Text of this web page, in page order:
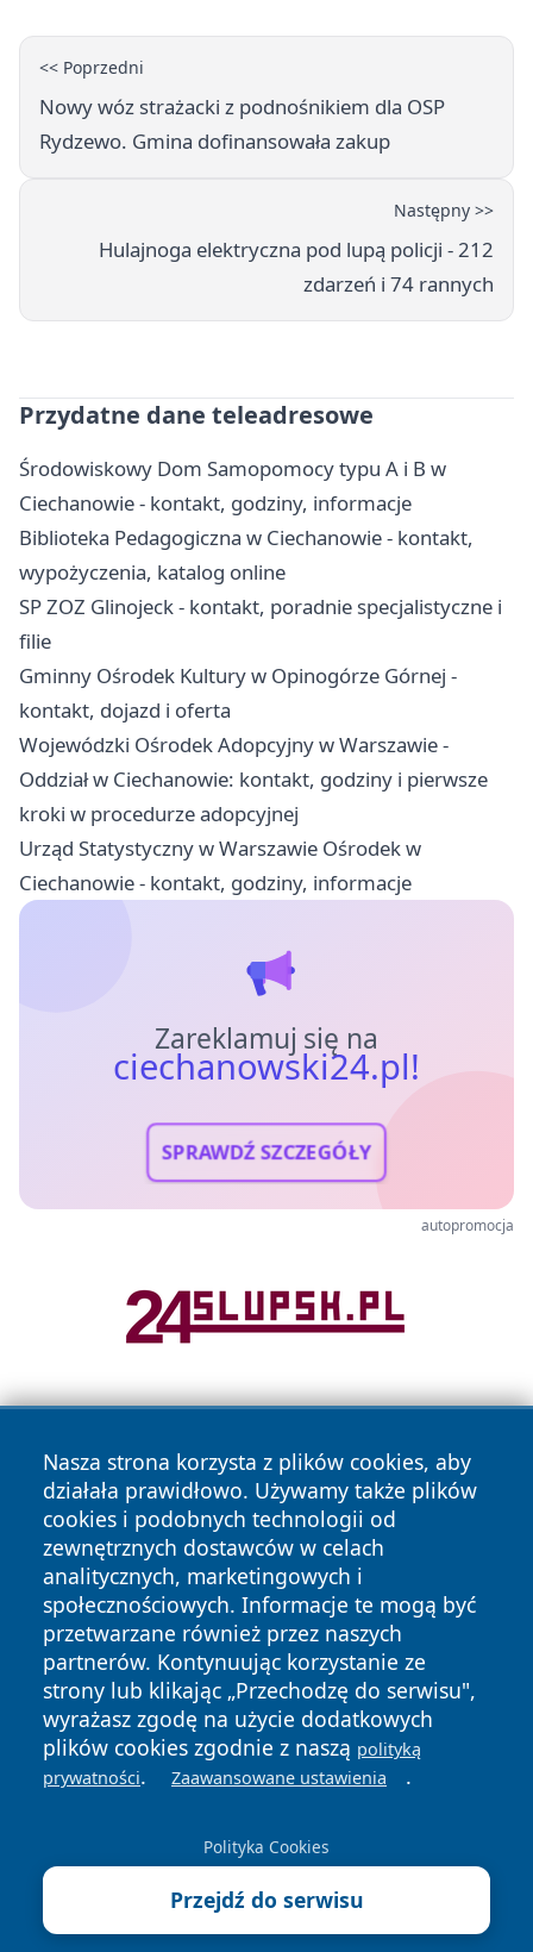
<< Poprzedni
Nowy wóz strażacki z podnośnikiem dla OSP
Rydzewo. Gmina dofinansowała zakup
Następny >>
Hulajnoga elektryczna pod lupą policji - 212
zdarzeń i 74 rannych
Przydatne dane teleadresowe
Środowiskowy Dom Samopomocy typu A i B w
Ciechanowie - kontakt, godziny, informacje
Biblioteka Pedagogiczna w Ciechanowie - kontakt,
wypożyczenia, katalog online
SP ZOZ Glinojeck - kontakt, poradnie specjalistyczne i
filie
Gminny Ośrodek Kultury w Opinogórze Górnej -
kontakt, dojazd i oferta
Wojewódzki Ośrodek Adopcyjny w Warszawie -
Oddział w Ciechanowie: kontakt, godziny i pierwsze
kroki w procedurze adopcyjnej
Urząd Statystyczny w Warszawie Ośrodek w
Ciechanowie - kontakt, godziny, informacje
Zareklamuj się na
ciechanowski24.pl!
SPRAWDŹ SZCZEGÓŁY
autopromocja
Nasza strona korzysta z plików cookies, aby
działała prawidłowo. Używamy także plików
cookies i podobnych technologii od
zewnętrznych dostawców w celach
analitycznych, marketingowych i
społecznościowych. Informacje te mogą być
przetwarzane również przez naszych
partnerów. Kontynuując korzystanie ze
strony lub klikając „Przechodzę do serwisu",
wyrażasz zgodę na użycie dodatkowych
plików cookies zgodnie z naszą polityką
prywatności. Zaawansowane ustawienia .
Polityka Cookies
Przejdź do serwisu
Copyright © 2026 ciechanowski24.pl Wszystkie prawa
zastrzeżone.
News Autorzy
Polityka
Prywatności
Polityka
Cookies